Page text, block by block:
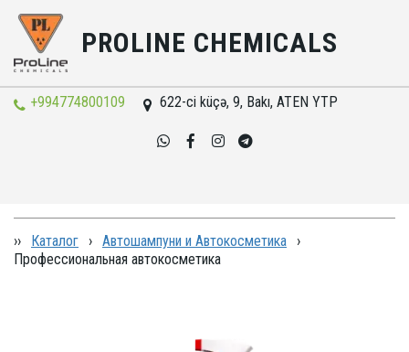
PROLINE CHEMICALS
+994774800109 622-ci küçə, 9, Bakı, ATEN YTP
›› Каталог › Автошампуни и Автокосметика ›
Профессиональная автокосметика